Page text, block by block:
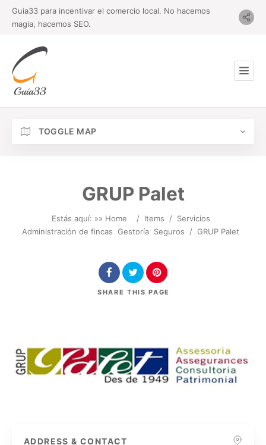
Guia33 para incentivar el comercio local. No hacemos
magia, hacemos SEO.
TOGGLE MAP
GRUP Palet
Estás aquí: »» Home / Items / Servicios
Administración de fincas Gestoría Seguros / GRUP Palet
SHARE THIS PAGE
ADDRESS & CONTACT